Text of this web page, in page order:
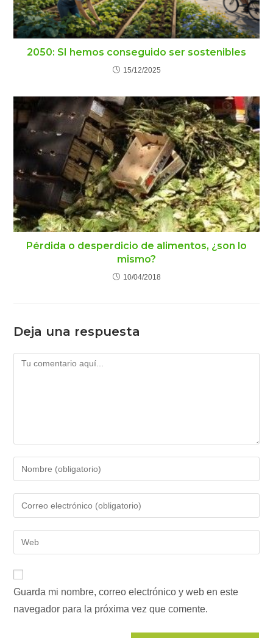
2050: SI hemos conseguido ser sostenibles
15/12/2025
Pérdida o desperdicio de alimentos, ¿son lo
mismo?
10/04/2018
Deja una respuesta
Comentario
tu
nombre
de
usuario
para
tu
dirección
de
para
comentar
la
de
tu
web
Guarda mi nombre, correo electrónico y web en este
navegador para la próxima vez que comente.